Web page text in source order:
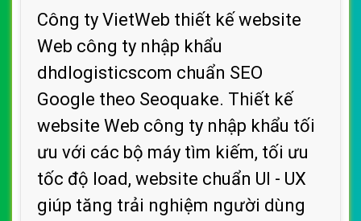
Công ty VietWeb thiết kế website
Web công ty nhập khẩu
dhdlogisticscom chuẩn SEO
Google theo Seoquake. Thiết kế
website Web công ty nhập khẩu tối
ưu với các bộ máy tìm kiếm, tối ưu
tốc độ load, website chuẩn UI - UX
giúp tăng trải nghiệm người dùng